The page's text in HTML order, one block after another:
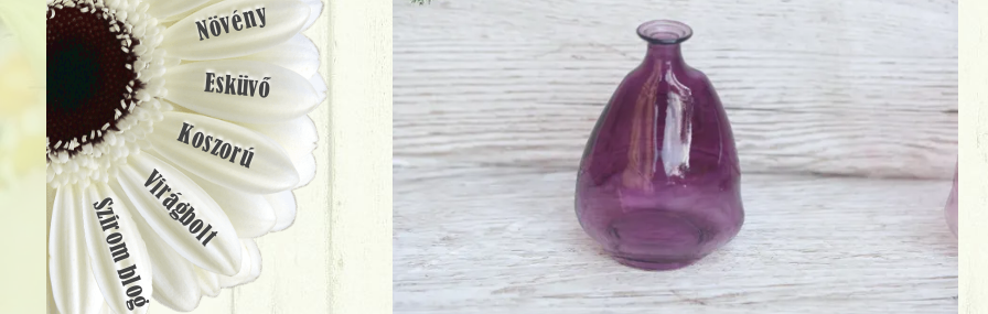
Növény
Esküvő
Koszorú
Virágbolt
Szirom blog